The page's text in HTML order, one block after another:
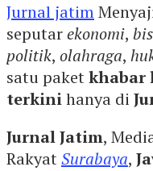
Jurnal jatim
seputarekonomi,
politik, olahraga,
satu paketkhabar
terkinihanya di
Jurnal Jatim,
RakyatSurabaya,